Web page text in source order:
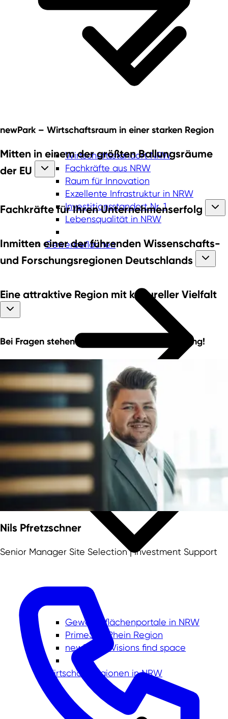
Wirtschaftsstandort NRW
Fachkräfte aus NRW
Raum für Innovation
Exzellente Infrastruktur in NRW
Investitionsstandort Nr. 1
Lebensqualität in NRW
Gewerbeflächen
Gewerbeflächenportale in NRW
PrimeSite Rhein Region
newPark - Visions find space
Wirtschaftsregionen in NRW
newPark – Wirtschaftsraum in einerstarken Region
Mitten in einem der größten Ballungsräume
der EU
Fachkräfte für Ihren Unternehmenserfolg
Inmitten einer der führenden Wissenschafts-
und Forschungsregionen Deutschlands
Eine attraktive Region mit kultureller Vielfalt
Bei Fragen stehen wir Ihnen gerne zur Verfügung!
Nils Pfretzschner
Senior Manager Site Selection | Investment Support